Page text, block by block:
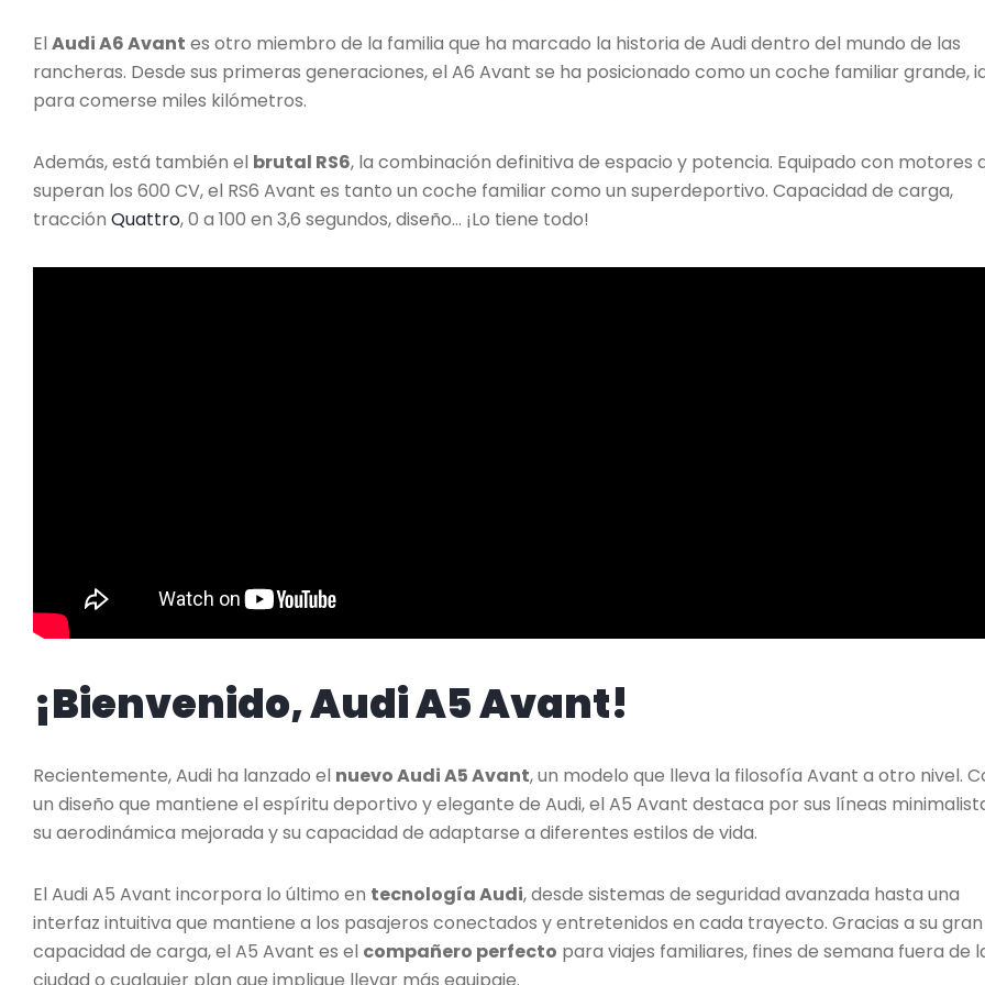
El Audi A6 Avant es otro miembro de la familia que ha marcado la historia de Audi dentro del mundo de las
rancheras. Desde sus primeras generaciones, el A6 Avant se ha posicionado como un coche familiar grande,
para comerse miles kilómetros.
Además, está también el brutal RS6, la combinación definitiva de espacio y potencia. Equipado con motores
superan los 600 CV, el RS6 Avant es tanto un coche familiar como un superdeportivo. Capacidad de carga,
tracción Quattro, 0 a 100 en 3,6 segundos, diseño… ¡Lo tiene todo!
¡Bienvenido, Audi A5 Avant!
Recientemente, Audi ha lanzado el nuevo Audi A5 Avant, un modelo que lleva la filosofía Avant a otro nivel.
un diseño que mantiene el espíritu deportivo y elegante de Audi, el A5 Avant destaca por sus líneas
su aerodinámica mejorada y su capacidad de adaptarse a diferentes estilos de vida.
El Audi A5 Avant incorpora lo último en tecnología Audi, desde sistemas de seguridad avanzada hasta una
interfaz intuitiva que mantiene a los pasajeros conectados y entretenidos en cada trayecto. Gracias a su gran
capacidad de carga, el A5 Avant es el compañero perfecto para viajes familiares, fines de semana fuera de